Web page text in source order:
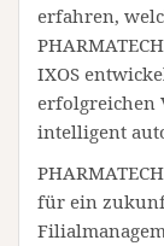
erfahren,
IXOS
erfolgreichen
intelligent
für ein